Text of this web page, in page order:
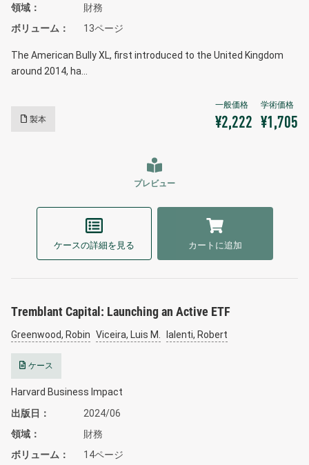
領域
財務
ボリューム
13ページ
The American Bully XL, first introduced to the United Kingdom
around 2014, ha…
製本 ¥2,222 ¥1,705
プレビュー
ケースの詳細を見る カートに追加
Tremblant Capital: Launching an Active ETF
Greenwood, Robin Viceira, Luis M. Ialenti, Robert
ケース
Harvard Business Impact
出版日
2024/06
領域
財務
ボリューム
14ページ